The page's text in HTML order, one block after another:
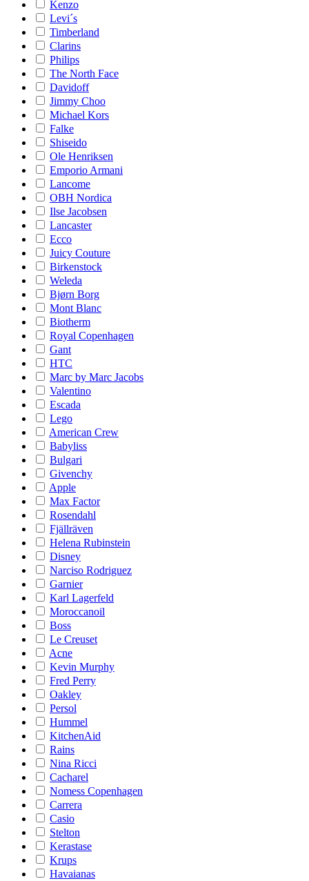
Kenzo
Levi´s
Timberland
Clarins
Philips
The North Face
Davidoff
Jimmy Choo
Michael Kors
Falke
Shiseido
Ole Henriksen
Emporio Armani
Lancome
OBH Nordica
Ilse Jacobsen
Lancaster
Ecco
Juicy Couture
Birkenstock
Weleda
Bjørn Borg
Mont Blanc
Biotherm
Royal Copenhagen
Gant
HTC
Marc by Marc Jacobs
Valentino
Escada
Lego
American Crew
Babyliss
Bulgari
Givenchy
Apple
Max Factor
Rosendahl
Fjällräven
Helena Rubinstein
Disney
Narciso Rodriguez
Garnier
Karl Lagerfeld
Moroccanoil
Boss
Le Creuset
Acne
Kevin Murphy
Fred Perry
Oakley
Persol
Hummel
KitchenAid
Rains
Nina Ricci
Cacharel
Nomess Copenhagen
Carrera
Casio
Stelton
Kerastase
Krups
Havaianas